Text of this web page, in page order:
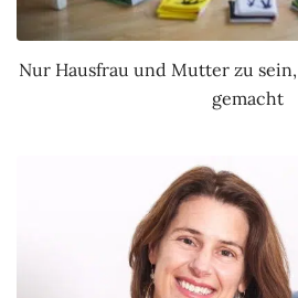
Nur Hausfrau und Mutter zu
gemacht